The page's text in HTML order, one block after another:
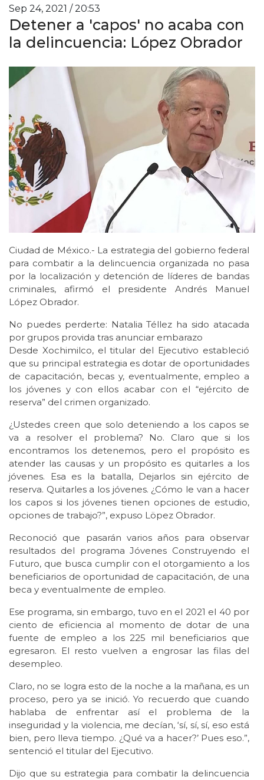
Sep 24, 2021 / 20:53
Detener a 'capos' no acaba con
la delincuencia: López Obrador
Ciudad de México.- La estrategia del gobierno federal
para combatir a la delincuencia organizada no pasa
por la localización y detención de líderes de bandas
criminales, afirmó el presidente Andrés Manuel
López Obrador.
No puedes perderte: Natalia Téllez ha sido atacada
por grupos provida tras anunciar embarazo
Desde Xochimilco, el titular del Ejecutivo estableció
que su principal estrategia es dotar de oportunidades
de capacitación, becas y, eventualmente, empleo a
los jóvenes y con ellos acabar con el “ejército de
reserva” del crimen organizado.
¿Ustedes creen que solo deteniendo a los capos se
va a resolver el problema? No. Claro que si los
encontramos los detenemos, pero el propósito es
atender las causas y un propósito es quitarles a los
jóvenes. Esa es la batalla, Dejarlos sin ejército de
reserva. Quitarles a los jóvenes. ¿Cómo le van a hacer
los capos si los jóvenes tienen opciones de estudio,
opciones de trabajo?”, expuso Löpez Obrador.
Reconoció que pasarán varios años para observar
resultados del programa Jóvenes Construyendo el
Futuro, que busca cumplir con el otorgamiento a los
beneficiarios de oportunidad de capacitación, de una
beca y eventualmente de empleo.
Ese programa, sin embargo, tuvo en el 2021 el 40 por
ciento de eficiencia al momento de dotar de una
fuente de empleo a los 225 mil beneficiarios que
egresaron. El resto vuelven a engrosar las filas del
desempleo.
Claro, no se logra esto de la noche a la mañana, es un
proceso, pero ya se inició. Yo recuerdo que cuando
hablaba de enfrentar así el problema de la
inseguridad y la violencia, me decían, ‘sí, sí, sí, eso está
bien, pero lleva tiempo. ¿Qué va a hacer?’ Pues eso.”,
sentenció el titular del Ejecutivo.
Dijo que su estrategia para combatir la delincuencia